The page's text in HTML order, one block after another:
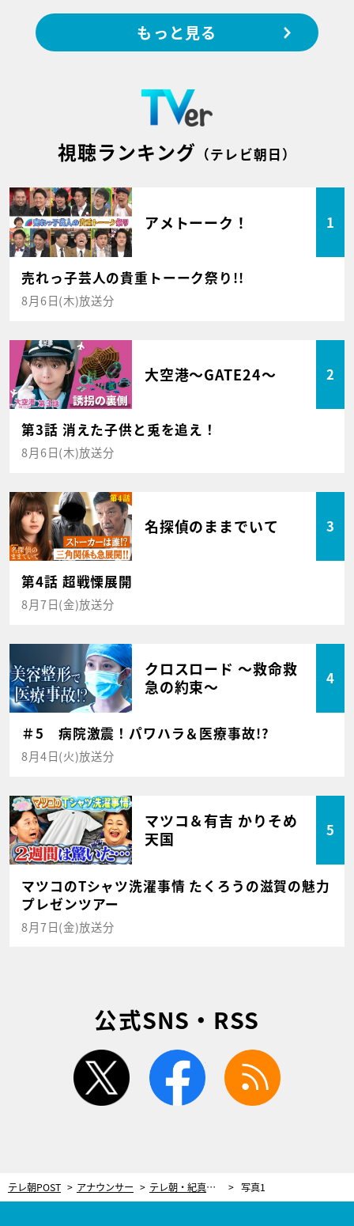
もっと見る
視聴ランキング （テレビ朝日）
アメトーーク！ 1
売れっ子芸人の貴重トーーク祭り!!
8月6日(木)放送分
大空港～GATE24～ 2
第3話 消えた子供と兎を追え！
8月6日(木)放送分
名探偵のままでいて 3
第4話 超戦慄展開
8月7日(金)放送分
クロスロード ～救命救
急の約束～
4
＃5 病院激震！パワハラ＆医療事故!?
8月4日(火)放送分
マツコ＆有吉 かりそめ
天国
5
マツコのTシャツ洗濯事情 たくろうの滋賀の魅力
プレゼンツアー
8月7日(金)放送分
公式SNS・RSS
twitter facebook
テレ朝POST アナウンサー テレ朝・紀真耶アナ「電車でも脱ぎたい気持ちに」履き続けることが苦手なものを告白 写真1